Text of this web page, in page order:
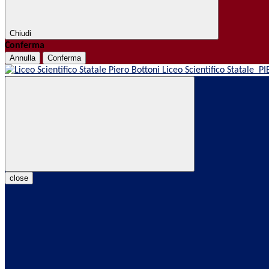
Chiudi
Conferma
Annulla Conferma
Liceo Scientifico Statale
close